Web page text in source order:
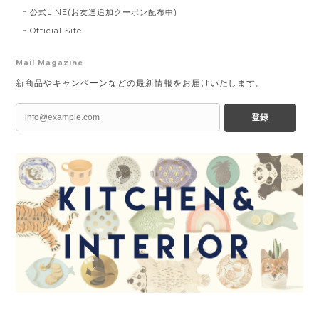
公式LINE(お友達追加クーポン配布中)
Official Site
Mail Magazine
新商品やキャンペーンなどの最新情報をお届けいたします。
登録